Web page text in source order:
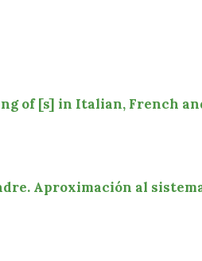
of [s] in Italian, French
Aproximación al